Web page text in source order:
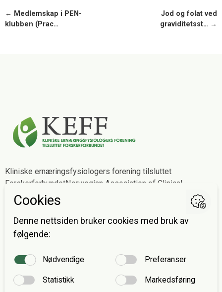
← Medlemskap i PEN-
klubben (Prac…
Jod og folat ved
graviditetsst… →
Kliniske ernæringsfysiologers forening tilsluttet
ForskerforbundetNorwegian Association of Clinical
Dietitians affiliated with The Norwegian Association of
Researchers
Avdeling for ernæringsvitenskap
Postboks 1046 Blindern
0316 OSLO
E-post: